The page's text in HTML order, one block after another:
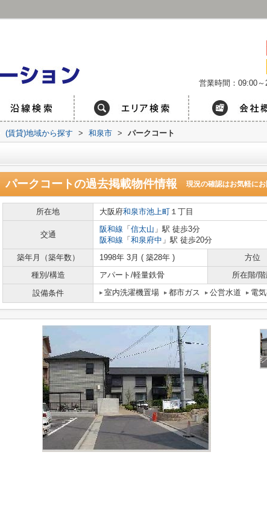
営業時間：09:00～
(賃貸)地域から探す > 和泉市 > パークコート
パークコートの過去掲載物件情報 現況の確認はお気軽にお
所在地 大阪府和泉市池上町 １丁目
交通
阪和線 「 信太山 」駅 徒歩3分
阪和線 「 和泉府中 」駅 徒歩20分
築年月（築年数）
1998年 3月 ( 築28年 ) 方位
種別/構造
アパート/軽量鉄骨 所在階/階
設備条件
室内洗濯機置場 都市ガス 公営水道 電